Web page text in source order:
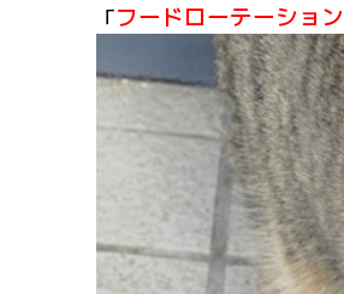
「フードローテーション